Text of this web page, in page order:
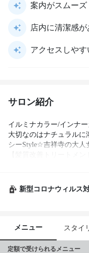
案内がスムーズ
店内に清潔感が
アクセスしやす
サロン紹介
イルミナカラー/インナ
大切なのはナチュラル
シーStyle☆吉祥寺の大
【髪質改善トリートメ
新型コロナウィルス
メニュー スタイ
定額で受けられるメニュー